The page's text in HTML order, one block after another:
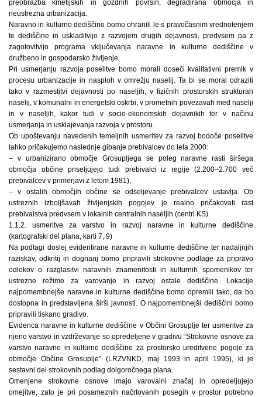
preobrazba kmetijskih in gozdnih površin, degradirana območja in
neustrezna urbanizacija.
Naravno in kulturno dediščino bomo ohranili le s pravočasnim vrednotenjem
te dediščine in uskladitvijo z razvojem drugih dejavnosti, predvsem pa z
zagotovitvijo programa vključevanja naravne in kulturne dediščine v
družbeno in gospodarsko življenje.
Pri usmerjanju razvoja poselitve bomo morali doseči kvalitativni premik v
procesu urbanizacije in nasploh v omrežju naselij. Ta bi se moral odraziti
tako v razmestitvi dejavnosti po naseljih, v fizičnih prostorskih strukturah
naselij, v komunalni in energetski oskrbi, v prometnih povezavah med naselji
in v naseljih, kakor tudi v socio-ekonomskih dejavnikih ter v načinu
usmerjanja in usklajevanja razvoja v prostoru.
Ob upoštevanju navedenih temeljnih usmeritev za razvoj bodoče poselitve
lahko pričakujemo naslednje gibanje prebivalcev do leta 2000:
– v urbanizirano območje Grosupljega se poleg naravne rasti širšega
območja občine priseljujejo tudi prebivalci iz regije (2.200–2.700 več
prebivalcev v primerjavi z letom 1981),
– v ostalih območjih občine se odseljevanje prebivalcev ustavlja. Ob
ustreznih izboljšavah življenjskih pogojev je realno pričakovati rast
prebivalstva predvsem v lokalnih centralnih naseljih (centri KS).
1.1.2. usmeritve za varstvo in razvoj naravne in kulturne dediščine
(kartografski del plana, karti 7, 9)
Na podlagi doslej evidentirane naravne in kulturne dediščine ter nadaljnjih
raziskav, odkritij in dognanj bomo pripravili strokovne podlage za pripravo
odlokov o razglasitvi naravnih znamenitosti in kulturnih spomenikov ter
ustrezne režime za varovanje in razvoj ostale dediščine. Lokacije
najpomembnejše naravne in kulturne dediščine bomo opremili tako, da bo
dostopna in predstavljena širši javnosti. O najpomembnejši dediščini bomo
pripravili tiskano gradivo.
Evidenca naravne in kulturne dediščine v Občini Grosuplje ter usmeritve za
njeno varstvo in vzdrževanje so opredeljene v gradivu “Strokovne osnove za
varstvo naravne in kulturne dediščine za prostorsko ureditvene pogoje za
območje Občine Grosuplje” (LRZVNKD, maj 1993 in april 1995), ki je
sestavni del strokovnih podlag dolgoročnega plana.
Omenjene strokovne osnove imajo varovalni značaj in opredeljujejo
omejitve, zato je pri posameznih načrtovanih posegih v prostor potrebno